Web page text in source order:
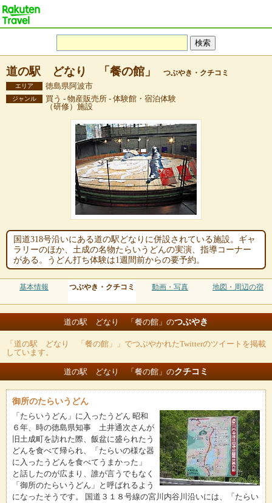
道の駅 どなり 「餐の館」 つぶやき・クチコミ
エリア 徳島県阿波市
ジャンル
買う - 物産販売所 - 体験館・宿泊体験
（研修）施設
国道318号沿いにある道の駅どなりに併設されている施設。ギャ
ラリーのほか、土成の名物たらいうどんの実演、指導コーナー
がある。うどん打ち体験は1週間前からの要予約。
基本情報 つぶやき・クチコミ 動画・写真 地図・周辺の宿
道の駅 どなり 「餐の館」のつぶやき
「道の駅 どなり 「餐の館」」でつぶやかれたTwitterのツイートを掲載
しています。
道の駅 どなり 「餐の館」のクチコミ
御所のたらいうどん
「たらいうどん」に入ったうどん 昭和
６年、時の徳島県知事 土井通次さんが
旧土成町を訪れた際、飯盆に盛られたう
どんを食べて帰られ、「たらいの様な器
に入ったうどんを食べてうまかった」
と話したのが広まり、誰が言うでもなく
「御所のたらいうどん」と呼ばれるよう
になったそうです。 国道３１８号線の宮川内谷川沿いには、「たらい